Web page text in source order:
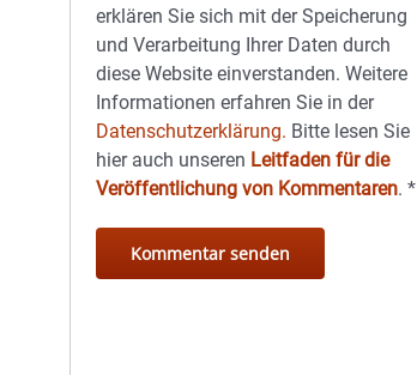
erklären Sie sich mit der Speicherung
und Verarbeitung Ihrer Daten durch
diese Website einverstanden. Weitere
Informationen erfahren Sie in der
Datenschutzerklärung. Bitte lesen Sie
hier auch unseren Leitfaden für die
Veröffentlichung von Kommentaren.*